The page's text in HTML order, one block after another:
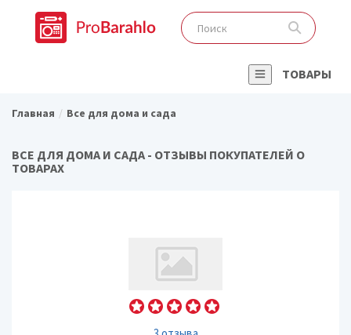
ТОВАРЫ
Главная Все для дома и сада
ВСЕ ДЛЯ ДОМА И САДА - ОТЗЫВЫ ПОКУПАТЕЛЕЙ О
ТОВАРАХ